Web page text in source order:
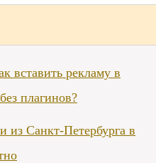
вставить рекламу в
плагинов?
из Санкт-Петербурга в